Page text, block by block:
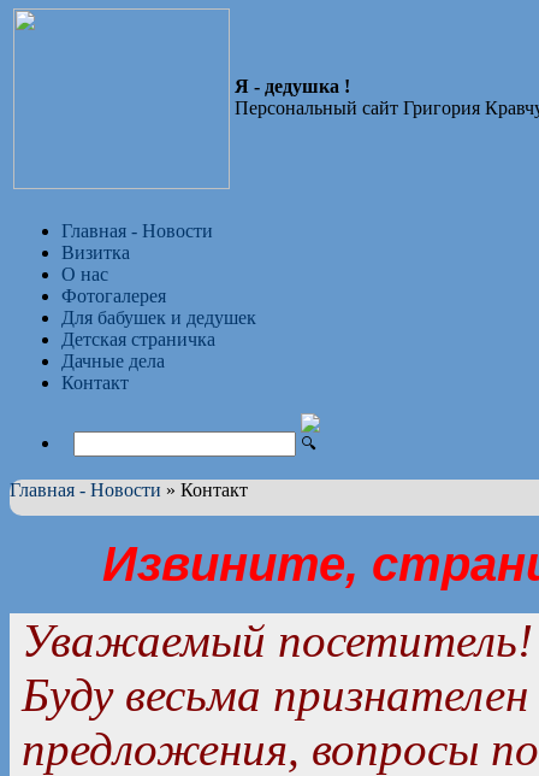
Я - дедушка !
Персональный сайт Григория
Главная - Новости
Визитка
О нас
Фотогалерея
Для бабушек и дедушек
Детская страничка
Дачные дела
Контакт
Главная - Новости » Контакт
Извините,
Уважаемый посетитель!
Буду весьма
предложения, вопросы